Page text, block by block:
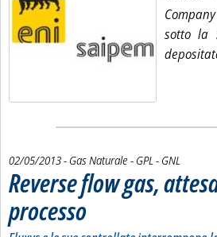
sotto la
02/05/2013- Gas Naturale - GPL - GNL
Reverse flow gas,
processo . Sottotitolo: Fluxys e le sue
. Pubblicata giovedì 02 maggio 2013